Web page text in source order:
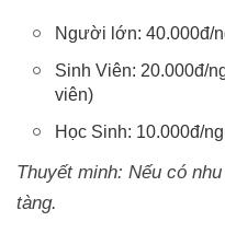
Người lớn: 40.000đ/
Sinh Viên: 20.000đ/
viên)
Học Sinh: 10.000đ/
Thuyết minh: Nếu có
tàng.